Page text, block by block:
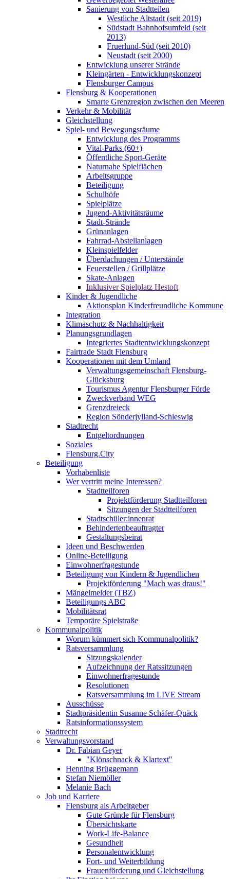
Sanierung von Stadtteilen
Westliche Altstadt (seit 2019)
Südstadt Bahnhofsumfeld (seit
2013)
Fruerlund-Süd (seit 2010)
Neustadt (seit 2000)
Entwicklung unserer Strände
Kleingärten - Entwicklungskonzept
Flensburger Campus
Flensburg & Kooperationen
Smarte Grenzregion zwischen den Meeren
Verkehr & Mobilität
Gleichstellung
Spiel- und Bewegungsräume
Entwicklung des Programms
Vital-Parks (60+)
Öffentliche Sport-Geräte
Naturnahe Spielflächen
Arbeitsgruppe
Beteiligung
Schulhöfe
Spielplätze
Jugend-Aktivitätsräume
Stadt-Strände
Grünanlagen
Fahrrad-Abstellanlagen
Kleinspielfelder
Überdachungen / Unterstände
Feuerstellen / Grillplätze
Skate-Anlagen
Inklusiver Spielplatz Hestoft
Kinder & Jugendliche
Aktionsplan Kinderfreundliche Kommune
Integration
Klimaschutz & Nachhaltigkeit
Planungsgrundlagen
Integriertes Stadtentwicklungskonzept
Fairtrade Stadt Flensburg
Kooperationen mit dem Umland
Verwaltungsgemeinschaft Flensburg-
Glücksburg
Tourismus Agentur Flensburger Förde
Zweckverband WEG
Grenzdreieck
Region Sönderjylland-Schleswig
Stadtrecht
Entgeltordnungen
Soziales
Flensburg.City
Beteiligung
Vorhabenliste
Wer vertritt meine Interessen?
Stadtteilforen
Projektförderung Stadtteilforen
Sitzungen der Stadtteilforen
Stadtschüler:innenrat
Behindertenbeauftragter
Gestaltungsbeirat
Ideen und Beschwerden
Online-Beteiligung
Einwohnerfragestunde
Beteiligung von Kindern & Jugendlichen
Projektförderung "Mach was draus!"
Mängelmelder (TBZ)
Beteiligungs ABC
Mobilitätsrat
Temporäre Spielstraße
Kommunalpolitik
Worum kümmert sich Kommunalpolitik?
Ratsversammlung
Sitzungskalender
Aufzeichnung der Ratssitzungen
Einwohnerfragestunde
Resolutionen
Ratsversammlung im LIVE Stream
Ausschüsse
Stadtpräsidentin Susanne Schäfer-Quäck
Ratsinformationssystem
Stadtrecht
Verwaltungsvorstand
Dr. Fabian Geyer
"Klönschnack & Klartext"
Henning Brüggemann
Stefan Niemöller
Melanie Bach
Job und Karriere
Flensburg als Arbeitgeber
Gute Gründe für Flensburg
Übersichtskarte
Work-Life-Balance
Gesundheit
Personalentwicklung
Fort- und Weiterbildung
Frauenförderung und Gleichstellung